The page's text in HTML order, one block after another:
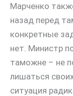
Марченко
назад перед
конкретные
нет. Министр
таможне – не
лишаться
ситуация